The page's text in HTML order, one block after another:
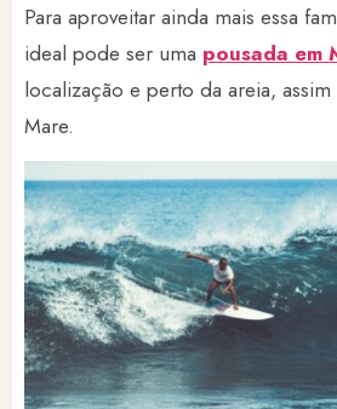
Para aproveitar ainda mais essa
ideal pode ser uma pousada em
localização e perto da areia,
Mare.